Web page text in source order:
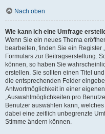
Nach oben
Wie kann ich eine Umfrage
Wenn Sie ein neues Thema
bearbeiten, finden Sie ein Register
Formulars zur Beitragserstellung.
können, so haben Sie
erstellen. Sie sollten einen Titel
die entsprechenden Felder
Antwortmöglichkeit in einer
„Auswahlmöglichkeiten pro
Benutzer auswählen kann,
dabei eine zeitlich unbegrenzte
Stimme ändern können.